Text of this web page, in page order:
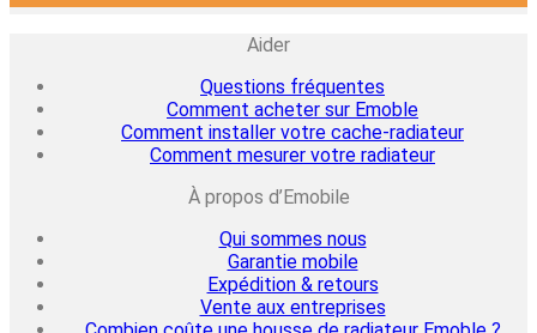
Aider
Questions fréquentes
Comment acheter sur Emoble
Comment installer votre cache-radiateur
Comment mesurer votre radiateur
À propos d’Emobile
Qui sommes nous
Garantie mobile
Expédition & retours
Vente aux entreprises